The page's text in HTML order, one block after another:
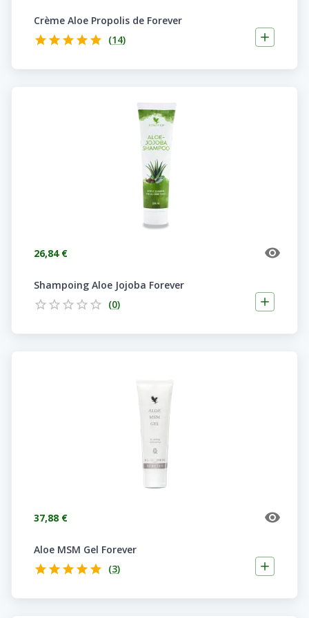
Crème Aloe Propolis de Forever
(14)
26,84 €
Shampoing Aloe Jojoba Forever
(0)
37,88 €
Aloe MSM Gel Forever
(3)